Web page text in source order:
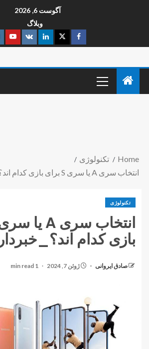
آگوست 6, 2026
وبلاگ
Home
تکنولوژی
انتخاب سری A یا سری S برای بازی کدام اند؟_خبردار
تکنولوژی
بازی کدام اند؟_خبردار
صادق ایروانی ژوئن 7, 2024 1 min read